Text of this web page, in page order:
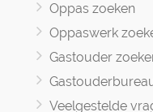
Oppas zoeken
Oppaswerk
Gastouder
Veelgestelde